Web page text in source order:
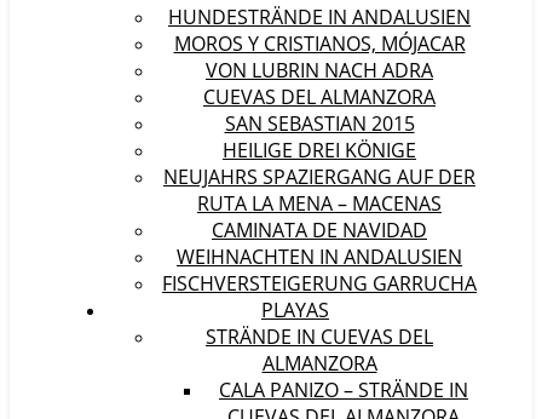
HUNDESTRÄNDE IN ANDALUSIEN
MOROS Y CRISTIANOS, MÓJACAR
VON LUBRIN NACH ADRA
CUEVAS DEL ALMANZORA
SAN SEBASTIAN 2015
HEILIGE DREI KÖNIGE
NEUJAHRS SPAZIERGANG AUF DER
RUTA LA MENA – MACENAS
CAMINATA DE NAVIDAD
WEIHNACHTEN IN ANDALUSIEN
FISCHVERSTEIGERUNG GARRUCHA
PLAYAS
STRÄNDE IN CUEVAS DEL
ALMANZORA
CALA PANIZO – STRÄNDE IN